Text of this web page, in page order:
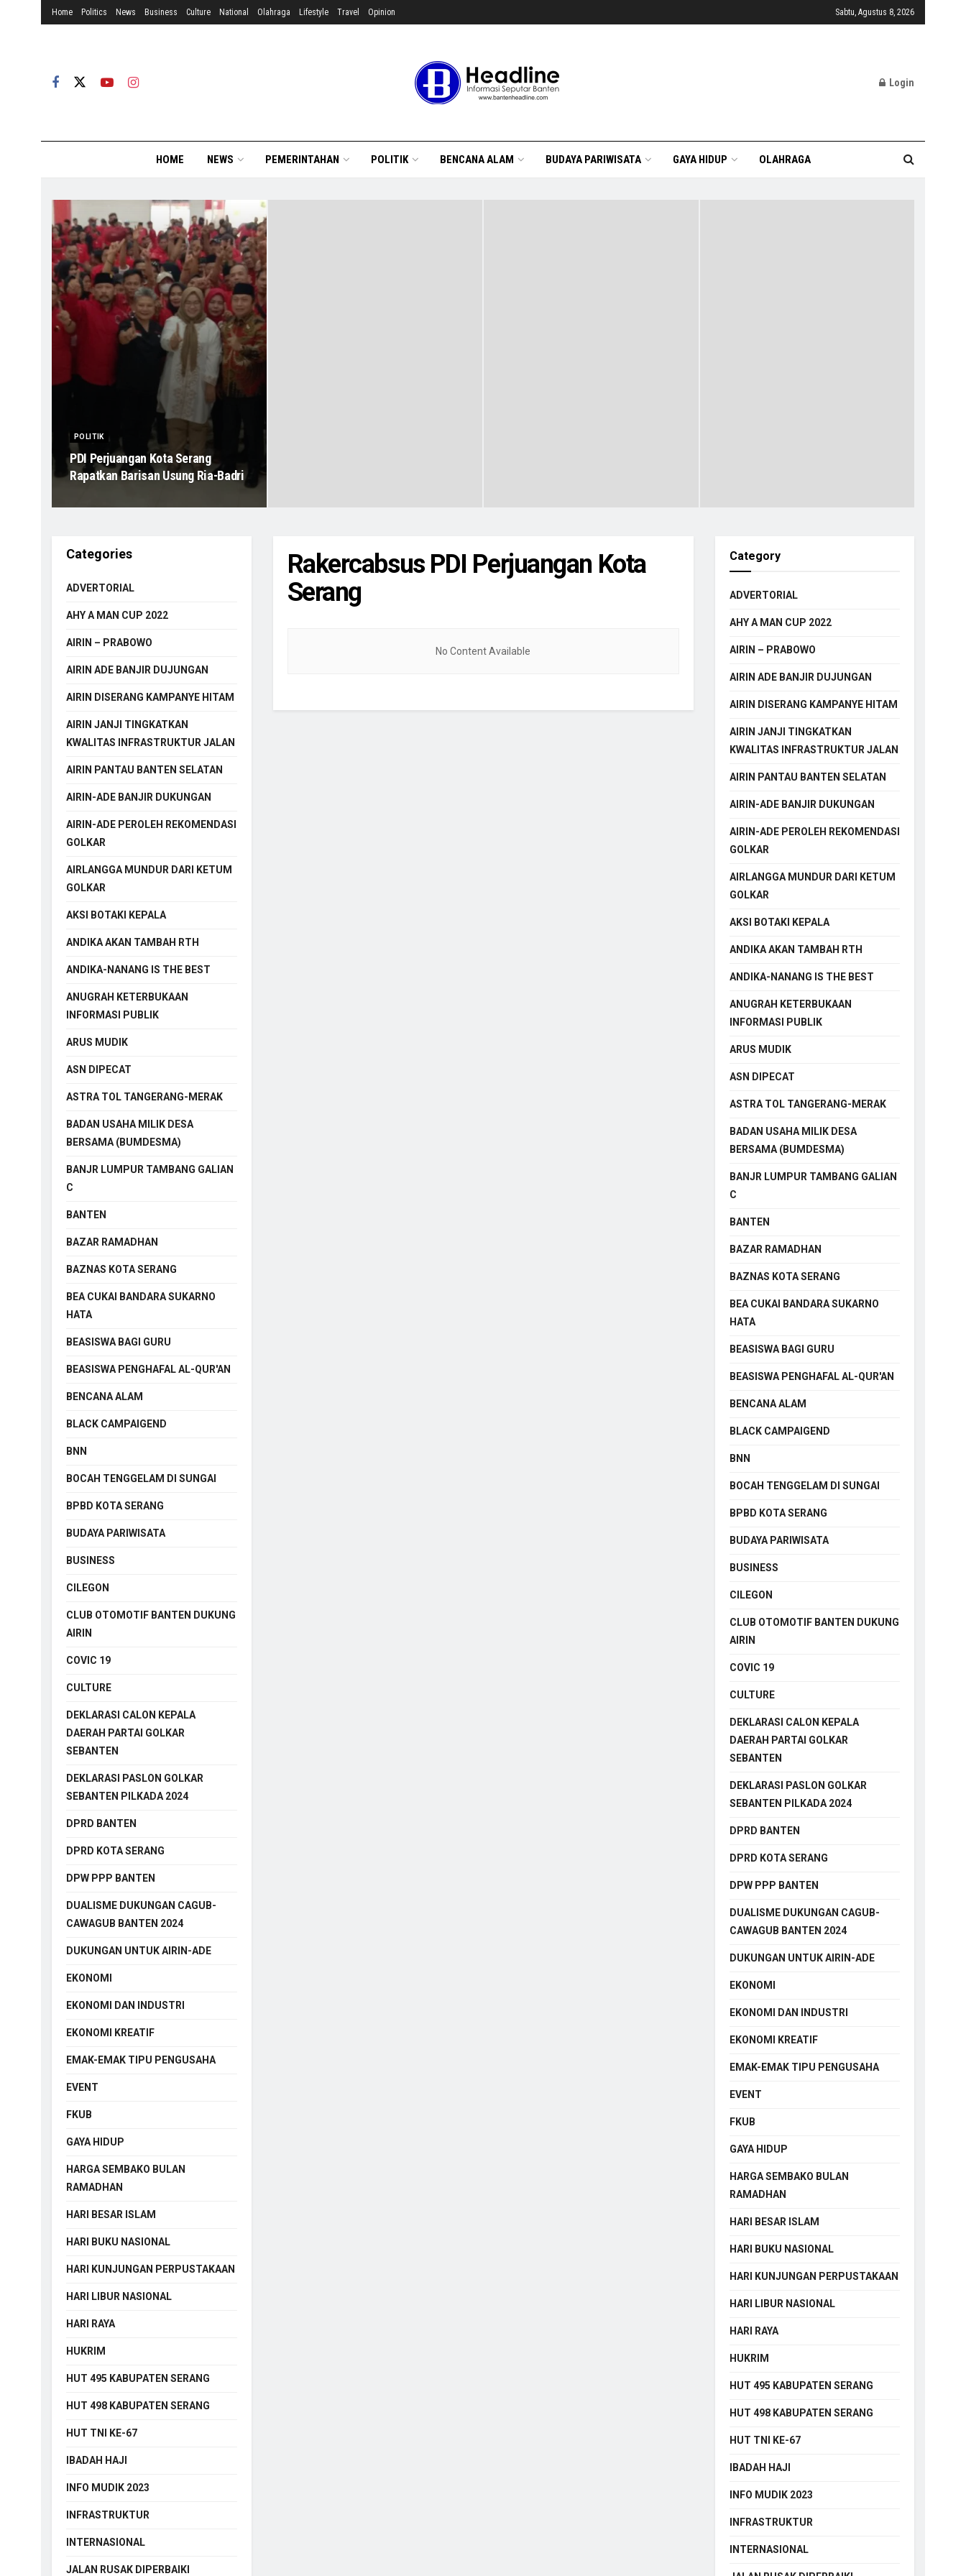
Home Politics News Business Culture National Olahraga Lifestyle Travel Opinion Sabtu, Agustus 8, 2026
Login
HOME NEWS PEMERINTAHAN POLITIK BENCANA ALAM BUDAYA PARIWISATA GAYA HIDUP OLAHRAGA
POLITIK
PDI Perjuangan Kota Serang
Rapatkan Barisan Usung Ria-Badri
Rakercabsus PDI Perjuangan Kota
Serang
No Content Available
Categories
ADVERTORIAL
AHY A MAN CUP 2022
AIRIN – PRABOWO
AIRIN ADE BANJIR DUJUNGAN
AIRIN DISERANG KAMPANYE HITAM
AIRIN JANJI TINGKATKAN
KWALITAS INFRASTRUKTUR JALAN
AIRIN PANTAU BANTEN SELATAN
AIRIN-ADE BANJIR DUKUNGAN
AIRIN-ADE PEROLEH REKOMENDASI
GOLKAR
AIRLANGGA MUNDUR DARI KETUM
GOLKAR
AKSI BOTAKI KEPALA
ANDIKA AKAN TAMBAH RTH
ANDIKA-NANANG IS THE BEST
ANUGRAH KETERBUKAAN
INFORMASI PUBLIK
ARUS MUDIK
ASN DIPECAT
ASTRA TOL TANGERANG-MERAK
BADAN USAHA MILIK DESA
BERSAMA (BUMDESMA)
BANJR LUMPUR TAMBANG GALIAN
C
BANTEN
BAZAR RAMADHAN
BAZNAS KOTA SERANG
BEA CUKAI BANDARA SUKARNO
HATA
BEASISWA BAGI GURU
BEASISWA PENGHAFAL AL-QUR'AN
BENCANA ALAM
BLACK CAMPAIGEND
BNN
BOCAH TENGGELAM DI SUNGAI
BPBD KOTA SERANG
BUDAYA PARIWISATA
BUSINESS
CILEGON
CLUB OTOMOTIF BANTEN DUKUNG
AIRIN
COVIC 19
CULTURE
DEKLARASI CALON KEPALA
DAERAH PARTAI GOLKAR
SEBANTEN
DEKLARASI PASLON GOLKAR
SEBANTEN PILKADA 2024
DPRD BANTEN
DPRD KOTA SERANG
DPW PPP BANTEN
DUALISME DUKUNGAN CAGUB-
CAWAGUB BANTEN 2024
DUKUNGAN UNTUK AIRIN-ADE
EKONOMI
EKONOMI DAN INDUSTRI
EKONOMI KREATIF
EMAK-EMAK TIPU PENGUSAHA
EVENT
FKUB
GAYA HIDUP
HARGA SEMBAKO BULAN
RAMADHAN
HARI BESAR ISLAM
HARI BUKU NASIONAL
HARI KUNJUNGAN PERPUSTAKAAN
HARI LIBUR NASIONAL
HARI RAYA
HUKRIM
HUT 495 KABUPATEN SERANG
HUT 498 KABUPATEN SERANG
HUT TNI KE-67
IBADAH HAJI
INFO MUDIK 2023
INFRASTRUKTUR
INTERNASIONAL
JALAN RUSAK DIPERBAIKI
Category
ADVERTORIAL
AHY A MAN CUP 2022
AIRIN – PRABOWO
AIRIN ADE BANJIR DUJUNGAN
AIRIN DISERANG KAMPANYE HITAM
AIRIN JANJI TINGKATKAN
KWALITAS INFRASTRUKTUR JALAN
AIRIN PANTAU BANTEN SELATAN
AIRIN-ADE BANJIR DUKUNGAN
AIRIN-ADE PEROLEH REKOMENDASI
GOLKAR
AIRLANGGA MUNDUR DARI KETUM
GOLKAR
AKSI BOTAKI KEPALA
ANDIKA AKAN TAMBAH RTH
ANDIKA-NANANG IS THE BEST
ANUGRAH KETERBUKAAN
INFORMASI PUBLIK
ARUS MUDIK
ASN DIPECAT
ASTRA TOL TANGERANG-MERAK
BADAN USAHA MILIK DESA
BERSAMA (BUMDESMA)
BANJR LUMPUR TAMBANG GALIAN
C
BANTEN
BAZAR RAMADHAN
BAZNAS KOTA SERANG
BEA CUKAI BANDARA SUKARNO
HATA
BEASISWA BAGI GURU
BEASISWA PENGHAFAL AL-QUR'AN
BENCANA ALAM
BLACK CAMPAIGEND
BNN
BOCAH TENGGELAM DI SUNGAI
BPBD KOTA SERANG
BUDAYA PARIWISATA
BUSINESS
CILEGON
CLUB OTOMOTIF BANTEN DUKUNG
AIRIN
COVIC 19
CULTURE
DEKLARASI CALON KEPALA
DAERAH PARTAI GOLKAR
SEBANTEN
DEKLARASI PASLON GOLKAR
SEBANTEN PILKADA 2024
DPRD BANTEN
DPRD KOTA SERANG
DPW PPP BANTEN
DUALISME DUKUNGAN CAGUB-
CAWAGUB BANTEN 2024
DUKUNGAN UNTUK AIRIN-ADE
EKONOMI
EKONOMI DAN INDUSTRI
EKONOMI KREATIF
EMAK-EMAK TIPU PENGUSAHA
EVENT
FKUB
GAYA HIDUP
HARGA SEMBAKO BULAN
RAMADHAN
HARI BESAR ISLAM
HARI BUKU NASIONAL
HARI KUNJUNGAN PERPUSTAKAAN
HARI LIBUR NASIONAL
HARI RAYA
HUKRIM
HUT 495 KABUPATEN SERANG
HUT 498 KABUPATEN SERANG
HUT TNI KE-67
IBADAH HAJI
INFO MUDIK 2023
INFRASTRUKTUR
INTERNASIONAL